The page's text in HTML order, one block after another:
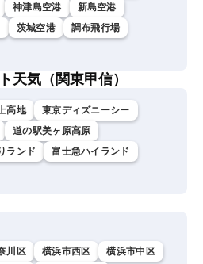
神津島空港
新島空港
茨城空港
調布飛行場
天気（関東甲信）
高地
東京ディズニーシー
道の駅美ヶ原高原
ランド
富士急ハイランド
川区 横浜市西区 横浜市中区